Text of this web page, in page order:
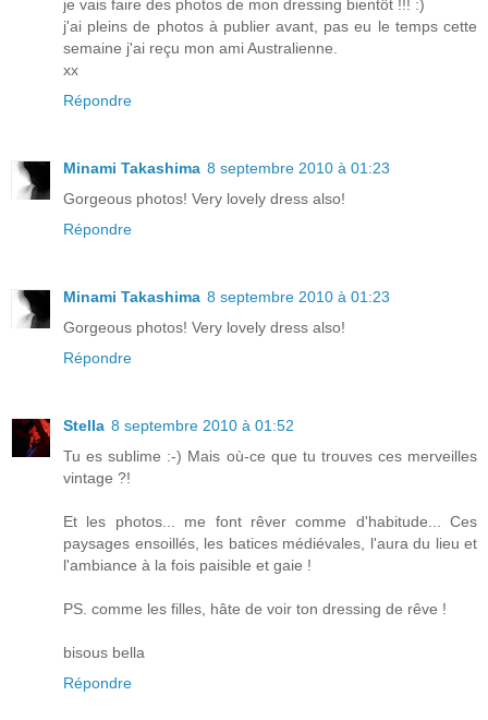
je vais faire des photos de mon dressing bientôt !!! :)
j'ai pleins de photos à publier avant, pas eu le temps cette
semaine j'ai reçu mon ami Australienne.
xx
Répondre
Minami Takashima 8 septembre 2010 à 01:23
Gorgeous photos! Very lovely dress also!
Répondre
Minami Takashima 8 septembre 2010 à 01:23
Gorgeous photos! Very lovely dress also!
Répondre
Stella 8 septembre 2010 à 01:52
Tu es sublime :-) Mais où-ce que tu trouves ces merveilles
vintage ?!
Et les photos... me font rêver comme d'habitude... Ces
paysages ensoillés, les batices médiévales, l'aura du lieu et
l'ambiance à la fois paisible et gaie !
PS. comme les filles, hâte de voir ton dressing de rêve !
bisous bella
Répondre